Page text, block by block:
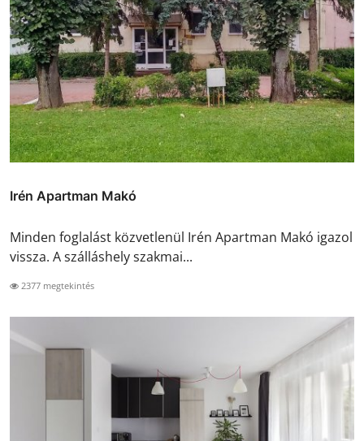
Irén Apartman Makó
Minden foglalást közvetlenül Irén Apartman Makó igazol
vissza. A szálláshely szakmai...
2377 megtekintés